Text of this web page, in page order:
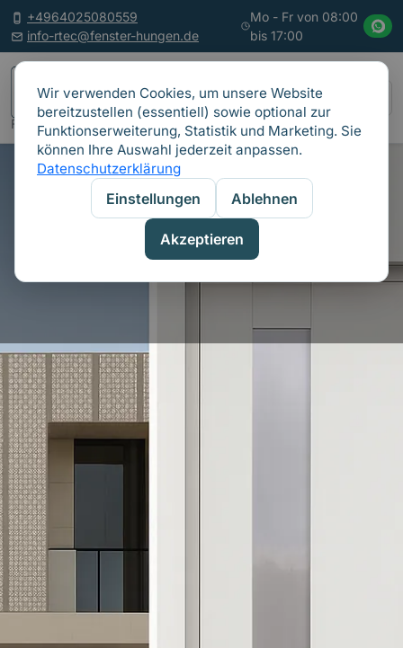
+4964025080559
info-rtec@fenster-hungen.de
Mo - Fr von 08:00
bis 17:00
Fenster • Haustüren • Rollläden • Fliegengitter
Wir verwenden Cookies, um unsere Website
bereitzustellen (essentiell) sowie optional zur
Funktionserweiterung, Statistik und Marketing. Sie
können Ihre Auswahl jederzeit anpassen.
Datenschutzerklärung
Einstellungen Ablehnen
Akzeptieren